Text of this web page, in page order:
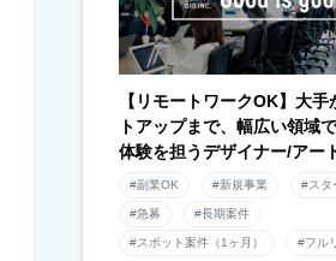
【リモートワークOK】大手
トアップまで、幅広い領域
体験を担うデザイナー/アー
ター募集！
#副業OK #新規事業 #スタ
#急募 #長期案件
#スポット案件（1ヶ月） #フル